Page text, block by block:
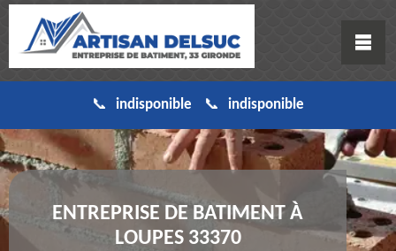
indisponible indisponible
ENTREPRISE DE BATIMENT À
LOUPES 33370